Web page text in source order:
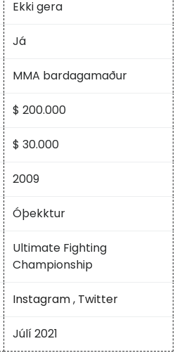
Ekki gera
Já
MMA bardagamaður
$ 200.000
$ 30.000
2009
Óþekktur
Ultimate Fighting
Championship
Instagram, Twitter
Júlí 2021